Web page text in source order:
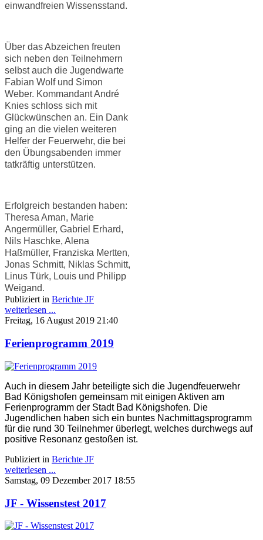
einwandfreien Wissensstand.
Über das Abzeichen freuten
sich neben den Teilnehmern
selbst auch die Jugendwarte
Fabian Wolf und Simon
Weber. Kommandant André
Knies schloss sich mit
Glückwünschen an. Ein Dank
ging an die vielen weiteren
Helfer der Feuerwehr, die bei
den Übungsabenden immer
tatkräftig unterstützen.
Erfolgreich bestanden haben:
Theresa Aman, Marie
Angermüller, Gabriel Erhard,
Nils Haschke, Alena
Haßmüller, Franziska Mertten,
Jonas Schmitt, Niklas Schmitt,
Linus Türk, Louis und Philipp
Weigand.
Publiziert in Berichte JF
weiterlesen ...
Freitag, 16 August 2019 21:40
Ferienprogramm 2019
Auch in diesem Jahr beteiligte sich die Jugendfeuerwehr
Bad Königshofen gemeinsam mit einigen Aktiven am
Ferienprogramm der Stadt Bad Königshofen. Die
Jugendlichen haben sich ein buntes Nachmittagsprogramm
für die rund 30 Teilnehmer überlegt, welches durchwegs auf
positive Resonanz gestoßen ist.
Publiziert in Berichte JF
weiterlesen ...
Samstag, 09 Dezember 2017 18:55
JF - Wissenstest 2017